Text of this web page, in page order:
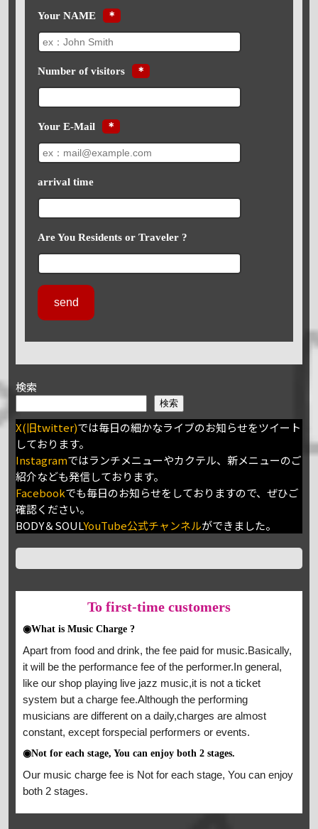
Your NAME ＊
Number of visitors ＊
Your E-Mail ＊
arrival time
Are You Residents or Traveler ?
検索
検索
X(旧twitter)では毎日の細かなライブのお知らせをツイート
しております。
Instagramではランチメニューやカクテル、新メニューのご
紹介なども発信しております。
Facebookでも毎日のお知らせをしておりますので、ぜひご
確認ください。
BODY＆SOULYouTube公式チャンネルができました。
To first-time customers
◉What is Music Charge ?
Apart from food and drink, the fee paid for music.Basically,
it will be the performance fee of the performer.In general,
like our shop playing live jazz music,it is not a ticket
system but a charge fee.Although the performing
musicians are different on a daily,charges are almost
constant, except forspecial performers or events.
◉Not for each stage, You can enjoy both 2 stages.
Our music charge fee is Not for each stage, You can enjoy
both 2 stages.